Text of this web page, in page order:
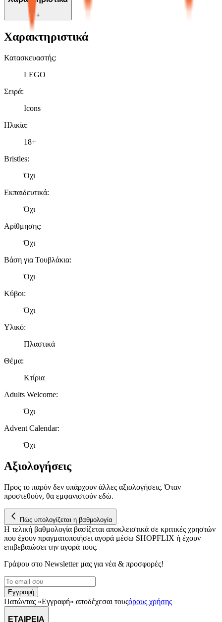
+
Χαρακτηριστικά
Κατασκευαστής:
LEGO
Σειρά:
Icons
Ηλικία:
18+
Bristles:
Όχι
Εκπαιδευτικά:
Όχι
Αρίθμησης:
Όχι
Βάση για Τουβλάκια:
Όχι
Κύβοι:
Όχι
Υλικό:
Πλαστικά
Θέμα:
Κτίρια
Adults Welcome:
Όχι
Advent Calendar:
Όχι
Αξιολογήσεις
Προς το παρόν δεν υπάρχουν άλλες αξιολογήσεις. Όταν
προστεθούν, θα εμφανιστούν εδώ.
Πώς υπολογίζεται η βαθμολογία
Η τελική βαθμολογία βασίζεται αποκλειστικά σε κριτικές χρηστών
που έχουν πραγματοποιήσει αγορά μέσω SHOPFLIX ή έχουν
επιβεβαιώσει την αγορά τους.
Γράψου στο Νewsletter μας για νέα & προσφορές!
Εγγραφή
Πατώντας «Εγγραφή» αποδέχεσαι τουςόρους χρήσης
ΕΤΑΙΡΕΙΑ